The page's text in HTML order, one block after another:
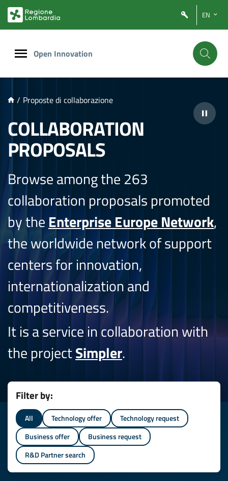
PRINCIPALE
EN
Open Innovation
/ Proposte di collaborazione
COLLABORATION
PROPOSALS
Browse among the 263
collaboration proposals promoted
by the Enterprise Europe Network,
the worldwide network of support
centers for innovation,
internationalization and
competitiveness.
It is a service in collaboration with
the projectSimpler.
Filter by:
All Technology offer
Technology request
Business offer
Business request
R&D Partner search